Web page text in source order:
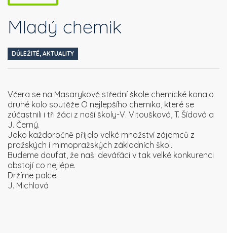
Mladý chemik
DŮLEŽITÉ, AKTUALITY
Včera se na Masarykově střední škole chemické konalo
druhé kolo soutěže O nejlepšího chemika, které se
zúčastnili i tři žáci z naší školy-V. Vitoušková, T. Šídová a
J. Černý.
Jako každoročně přijelo velké množství zájemců z
pražských i mimopražských základních škol.
Budeme doufat, že naši deváťáci v tak velké konkurenci
obstojí co nejlépe.
Držíme palce.
J. Michlová